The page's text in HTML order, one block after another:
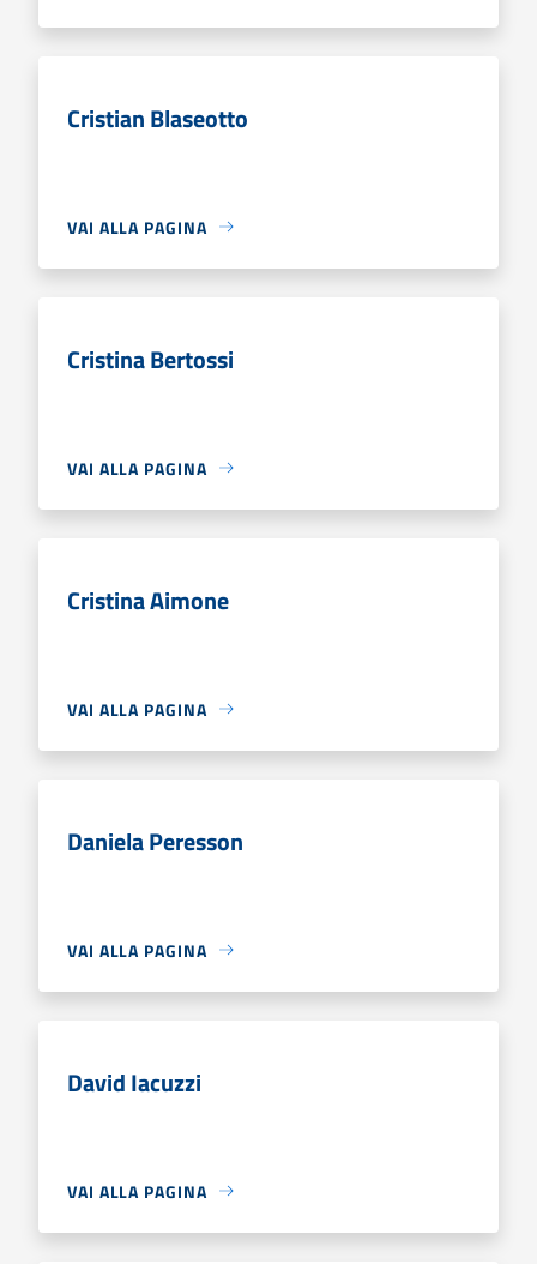
Cristian Blaseotto
VAI ALLA PAGINA
Cristina Bertossi
VAI ALLA PAGINA
Cristina Aimone
VAI ALLA PAGINA
Daniela Peresson
VAI ALLA PAGINA
David Iacuzzi
VAI ALLA PAGINA